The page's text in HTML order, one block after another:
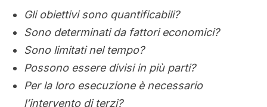
Gli obiettivi sono quantificabili?
Sono determinati da fattori economici?
Sono limitati nel tempo?
Possono essere divisi in più parti?
Per la loro esecuzione è necessario
l’intervento di terzi?